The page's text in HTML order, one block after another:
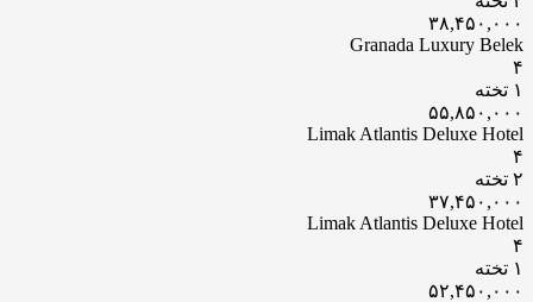
۳۸,۴۵۰,۰۰۰
Granada Luxury Belek
۴
۱ تخته
۵۵,۸۵۰,۰۰۰
Limak Atlantis Deluxe Hotel
۴
۲ تخته
۳۷,۴۵۰,۰۰۰
Limak Atlantis Deluxe Hotel
۴
۱ تخته
۵۲,۴۵۰,۰۰۰